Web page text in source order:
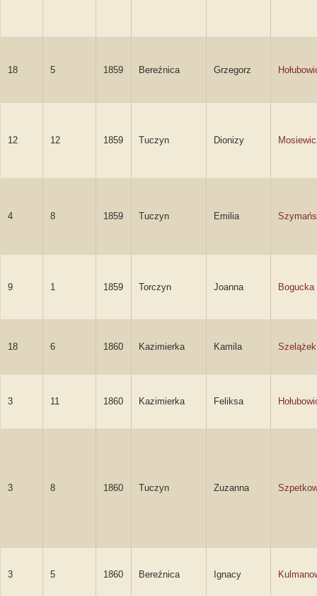
18 5 1859 Bereźnica Grzegorz
12 12 1859 Tuczyn Dionizy
4 8 1859 Tuczyn Emilia
9 1 1859 Torczyn Joanna Bogucka
18 6 1860 Kazimierka Kamila Szelążek
3 11 1860 Kazimierka Feliksa
3 8 1860 Tuczyn Zuzanna
3 5 1860 Bereźnica Ignacy